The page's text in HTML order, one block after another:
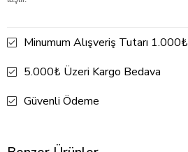
Minumum Alışveriş Tutarı 1.000₺
5.000₺ Üzeri Kargo Bedava
Güvenli Ödeme